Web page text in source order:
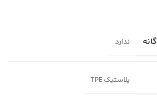
ندارد
پلاستیک TPE